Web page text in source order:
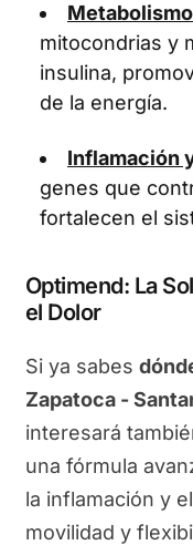
Metabolismo
mitocondrias y
insulina,
de la energía.
Inflamación
genes que
fortalecen el
Optimend: La
el Dolor
Si ya sabes
Zapatoca -
interesará
una fórmula
la inflamación y
movilidad y